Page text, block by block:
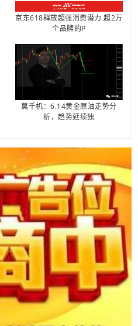
京东618释放超强消费潜力 超2万
个品牌的P
莫千机：6.14黄金原油走势分
析，趋势延续独